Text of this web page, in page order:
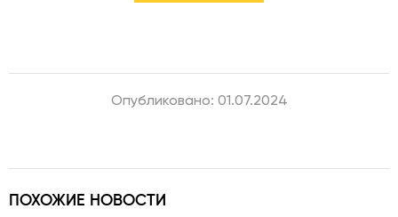
Опубликовано: 01.07.2024
ПОХОЖИЕ НОВОСТИ